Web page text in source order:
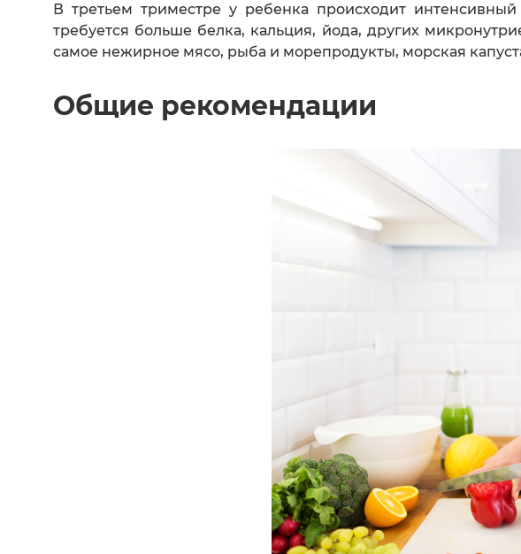
В третьем триместре у ребенка происходит
требуется больше белка, кальция, йода, других
самое нежирное мясо, рыба и морепродукты, морская
Общие рекомендации